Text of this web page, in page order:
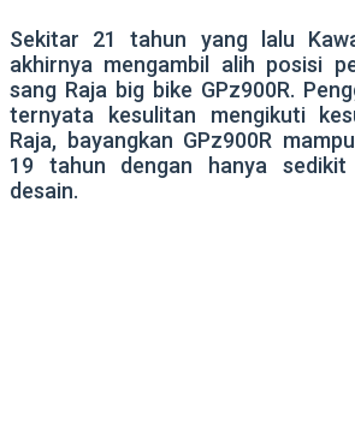
Sekitar 21 tahun yang lalu
akhirnya mengambil alih posisi
sang Raja big bike GPz900R.
ternyata kesulitan mengikuti
Raja, bayangkan GPz900R
19 tahun dengan hanya sedikit
desain.